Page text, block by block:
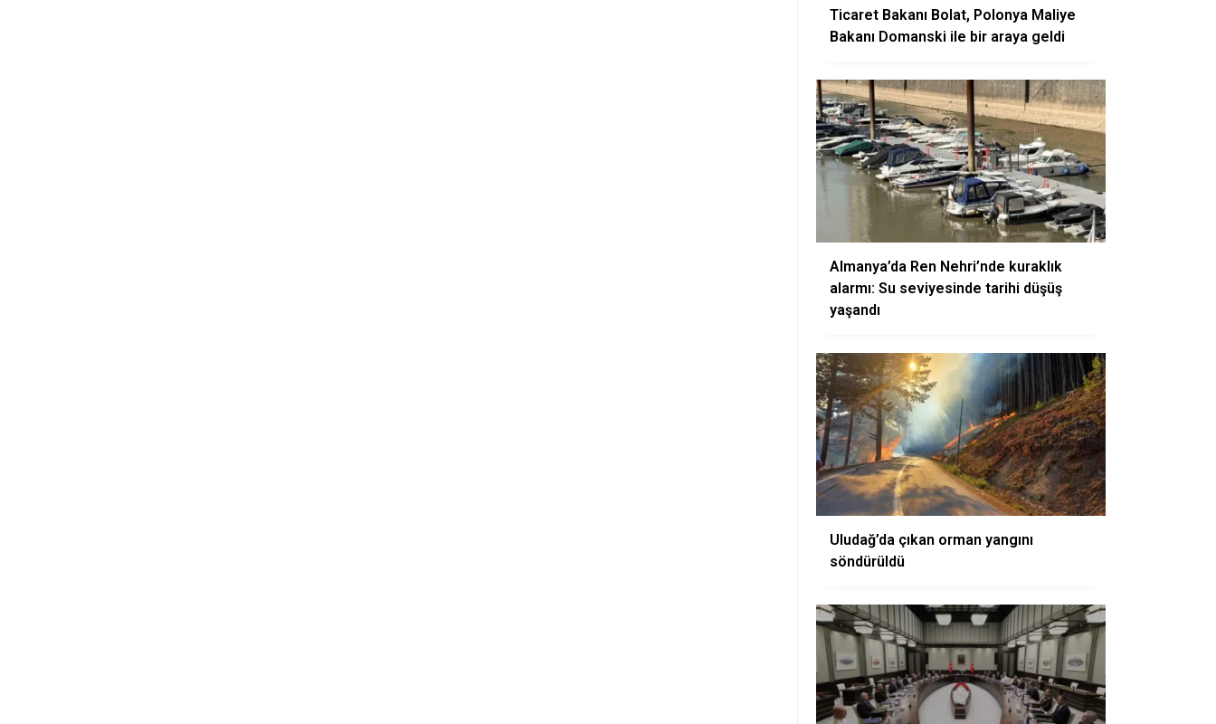
Ticaret Bakanı Bolat, Polonya Maliye
Bakanı Domanski ile bir araya geldi
Almanya’da Ren Nehri’nde kuraklık
alarmı: Su seviyesinde tarihi düşüş
yaşandı
Uludağ’da çıkan orman yangını
söndürüldü